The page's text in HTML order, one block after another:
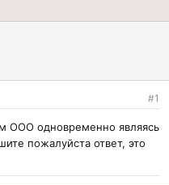
#1
ООО одновременно являясь
пожалуйста ответ, это